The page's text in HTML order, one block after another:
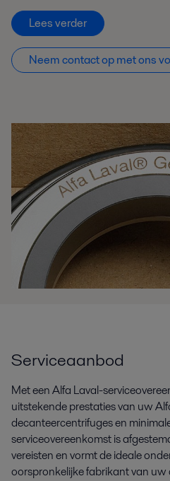
Lees verder
Neem contact op met ons
Serviceaanbod
Met een Alfa Laval-
uitstekende prestaties van uw
decanteercentrifuges en
serviceovereenkomst is
vereisten en vormt de ideale
oorspronkelijke fabrikant van